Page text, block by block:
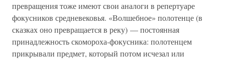
превращения тоже имеют свои аналоги в репертуаре
фокусников средневековья. «Волшебное» полотенце (в
сказках оно превращается в реку) — постоянная
принадлежность скомороха-фокусника: полотенцем
прикрывали предмет, который потом исчезал или